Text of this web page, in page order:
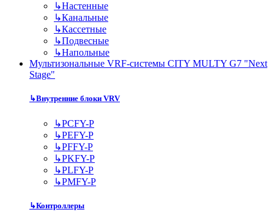
↳Настенные
↳Канальные
↳Кассетные
↳Подвесные
↳Напольные
Мультизональные VRF-системы CITY MULTY G7 "Next
Stage"
↳Внутренние блоки VRV
↳PCFY-P
↳PEFY-P
↳PFFY-P
↳PKFY-P
↳PLFY-P
↳PMFY-P
↳Контроллеры